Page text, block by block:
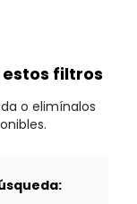
filtros
o elimínalos